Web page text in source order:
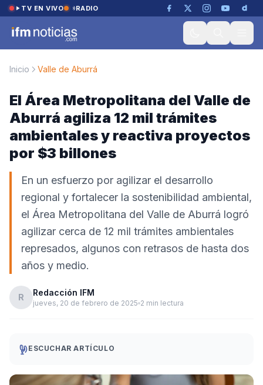
Saltar al contenido
TV EN VIVO RADIO
Inicio Valle de Aburrá
El Área Metropolitana del Valle de
Aburrá agiliza 12 mil trámites
ambientales y reactiva proyectos
por $3 billones
En un esfuerzo por agilizar el desarrollo
regional y fortalecer la sostenibilidad ambiental,
el Área Metropolitana del Valle de Aburrá logró
agilizar cerca de 12 mil trámites ambientales
represados, algunos con retrasos de hasta dos
años y medio.
R Redacción IFM
jueves, 20 de febrero de 2025 2 min lectura
ESCUCHAR ARTÍCULO